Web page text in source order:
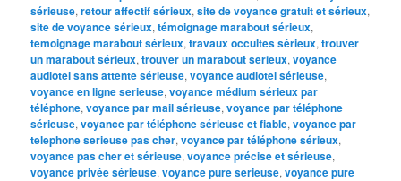
sérieuse,retour affectif sérieux,site de voyance gratuit et sérieux,
site de voyance sérieux,témoignage marabout sérieux,
temoignage marabout sérieux,travaux occultes sérieux,trouver
un marabout sérieux,trouver un marabout serieux,voyance
audiotel sans attente sérieuse,voyance audiotel sérieuse,
voyance en ligne serieuse,voyance médium sérieux par
téléphone,voyance par mail sérieuse,voyance par téléphone
sérieuse,voyance par téléphone sérieuse et fiable,voyance par
telephone serieuse pas cher,voyance par téléphone sérieux,
voyance pas cher et sérieuse,voyance précise et sérieuse,
voyance privée sérieuse,voyance pure serieuse,voyance pure